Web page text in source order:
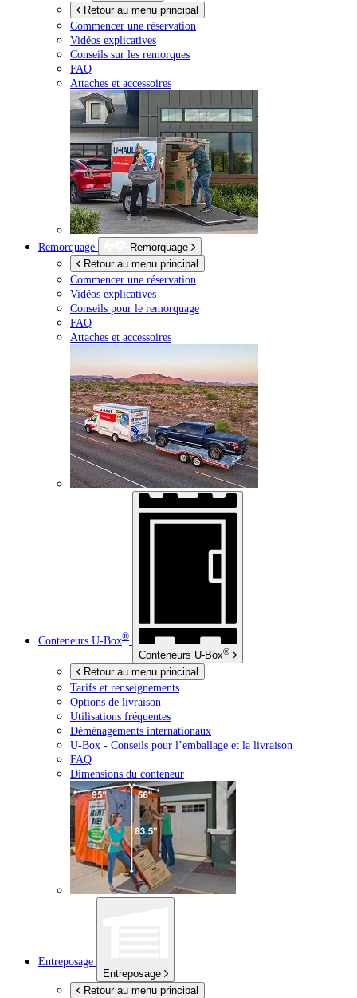
Retour au menu principal
Commencer une réservation
Vidéos explicatives
Conseils sur les remorques
FAQ
Attaches et accessoires
Remorquage
Remorquage
Retour au menu principal
Commencer une réservation
Vidéos explicatives
Conseils pour le remorquage
FAQ
Attaches et accessoires
Conteneurs U-Box®
Conteneurs U-Box®
Retour au menu principal
Tarifs et renseignements
Options de livraison
Utilisations fréquentes
Déménagements internationaux
U-Box - Conseils pour l’emballage et la livraison
FAQ
Dimensions du conteneur
Entreposage
Entreposage
Retour au menu principal